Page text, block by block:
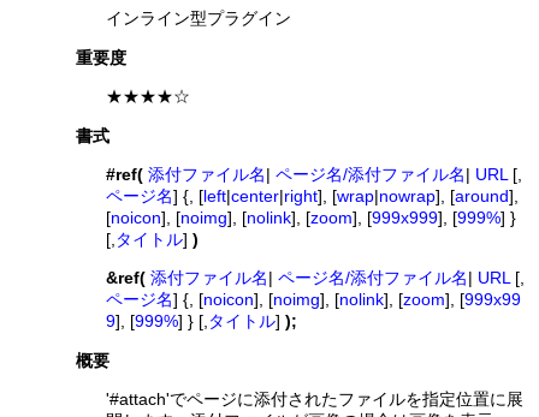
インライン型プラグイン
重要度
★★★★☆
書式
#ref( 添付ファイル名|ページ名/添付ファイル名| URL [,
ページ名] {, [left|center|right], [wrap|nowrap], [around],
[noicon], [noimg], [nolink], [zoom], [999x999], [999%] }
[, タイトル])
&ref( 添付ファイル名|ページ名/添付ファイル名| URL[,
ページ名] {, [noicon], [noimg], [nolink], [zoom], [999x99
9], [999%] } [,タイトル]);
概要
'#attach'でページに添付されたファイルを指定位置に展